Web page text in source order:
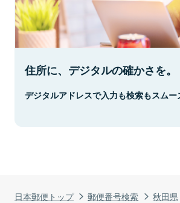
日本郵便トップ 郵便番号検索 秋田県
住所に、デジタルの確かさを。
デジタルアドレスで入力も検索もスムー